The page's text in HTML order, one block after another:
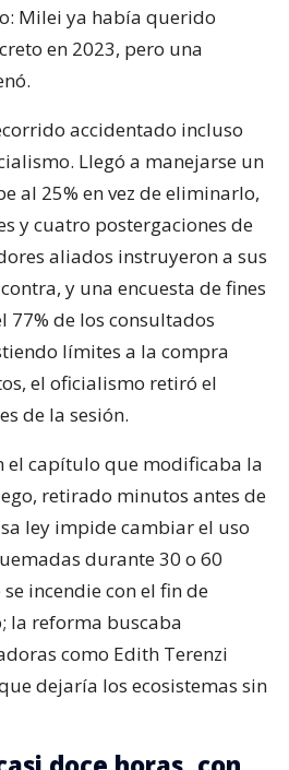
Milei ya había querido
en 2023, pero una
accidentado incluso
Llegó a manejarse un
al 25% en vez de eliminarlo,
y cuatro postergaciones de
aliados instruyeron a sus
y una encuesta de fines
de los consultados
límites a la compra
el oficialismo retiró el
de la sesión.
el capítulo que modificaba la
retirado minutos antes de
ley impide cambiar el uso
durante 30 o 60
incendie con el fin de
la reforma buscaba
como Edith Terenzi
dejaría los ecosistemas sin